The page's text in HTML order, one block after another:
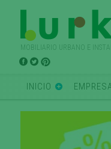
MOBILIARIO URBANO E
INICIO